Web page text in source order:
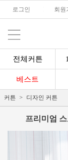
로그인 회원
전체커튼
베스트
커튼 디자인 커튼
프리미엄